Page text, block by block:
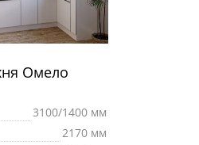
Омело
3100/1400 мм
2170 мм